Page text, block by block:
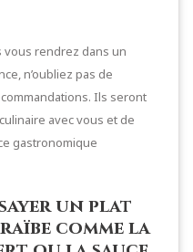
vous rendrez dans un
n’oubliez pas de
Ils seront
avec vous et de
gastronomique
un plat
comme la